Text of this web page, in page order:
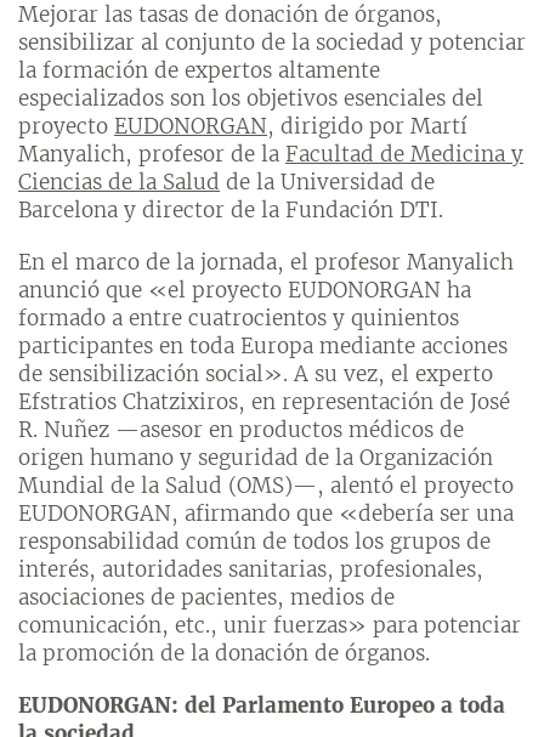
Mejorar las tasas de donación de órganos,
sensibilizar al conjunto de la sociedad y potenciar
la formación de expertos altamente
especializados son los objetivos esenciales del
proyecto EUDONORGAN, dirigido por Martí
Manyalich, profesor de la Facultad de Medicina y
Ciencias de la Salud de la Universidad de
Barcelona y director de la Fundación DTI.
En el marco de la jornada, el profesor Manyalich
anunció que «el proyecto EUDONORGAN ha
formado a entre cuatrocientos y quinientos
participantes en toda Europa mediante acciones
de sensibilización social». A su vez, el experto
Efstratios Chatzixiros, en representación de José
R. Nuñez —asesor en productos médicos de
origen humano y seguridad de la Organización
Mundial de la Salud (OMS)—, alentó el proyecto
EUDONORGAN, afirmando que «debería ser una
responsabilidad común de todos los grupos de
interés, autoridades sanitarias, profesionales,
asociaciones de pacientes, medios de
comunicación, etc., unir fuerzas» para potenciar
la promoción de la donación de órganos.
EUDONORGAN: del Parlamento Europeo a toda